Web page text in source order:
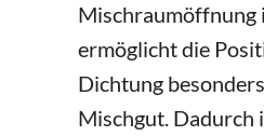
Mischraumöffnung
ermöglicht die
Dichtung
Mischgut. Dadurch